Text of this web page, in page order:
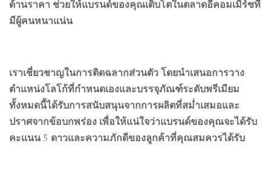
ด้านราคา ช่วยให้แบรนด์ของคุณเติบโตในตลาดอีคอมเมิร์ซที่
มีผู้คนหนาแน่น
เราเชี่ยวชาญในการติดฉลากส่วนตัว โดยนำเสนอการวาง
ตำแหน่งโลโก้ที่กำหนดเองและบรรจุภัณฑ์ระดับพรีเมียม
ทั้งหมดนี้ได้รับการสนับสนุนจากการผลิตที่สม่ำเสมอและ
ปราศจากข้อบกพร่อง เพื่อให้แน่ใจว่าแบรนด์ของคุณจะได้รับ
คะแนน 5 ดาวและความภักดีของลูกค้าที่คุณสมควรได้รับ